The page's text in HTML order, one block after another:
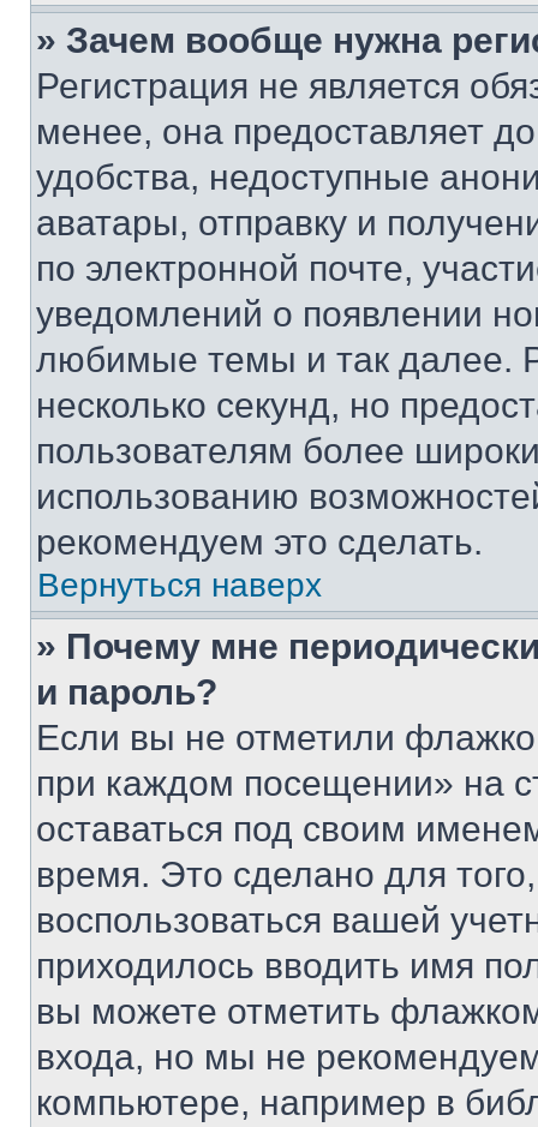
» Зачем вообще нужна
Регистрация не является
менее, она предоставляет
удобства, недоступные
аватары, отправку и
по электронной почте,
уведомлений о появлении
любимые темы и так далее.
несколько секунд, но
пользователям более
использованию
рекомендуем это сделать.
Вернуться наверх
» Почему мне
и пароль?
Если вы не отметили
при каждом посещении» на
оставаться под своим
время. Это сделано для
воспользоваться вашей
приходилось вводить имя
вы можете отметить
входа, но мы не
компьютере, например в